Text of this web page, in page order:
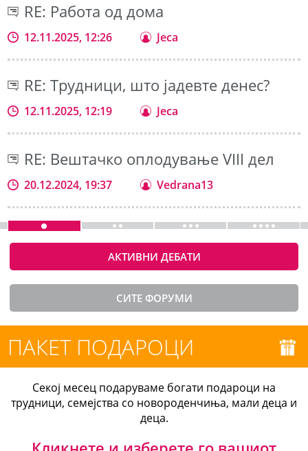
RE: Работа од дома
12.11.2025, 12:26 Jeca
RE: Трудници, што јадевте денес?
12.11.2025, 12:19 Jeca
RE: Вештачко оплодување VIII дел
20.12.2024, 19:37 Vedrana13
АКТИВНИ ДЕБАТИ
СИТЕ ФОРУМИ
ПАКЕТ ПОДАРОЦИ
Секој месец подаруваме богати подароци на
трудници, семејства со новороденчиња, мали деца и
деца.